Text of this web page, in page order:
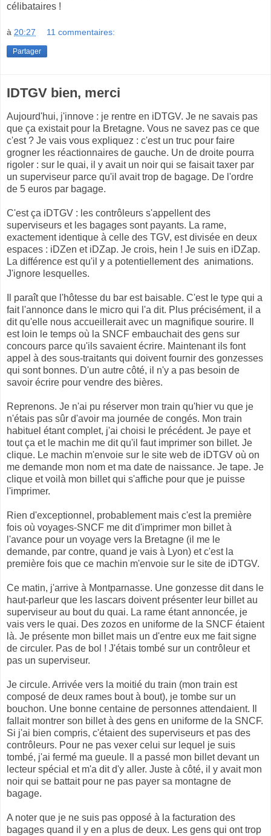
célibataires !
à 20:27 11 commentaires:
Partager
IDTGV bien, merci
Aujourd'hui, j'innove : je rentre en iDTGV. Je ne savais pas
que ça existait pour la Bretagne. Vous ne savez pas ce que
c'est ? Je vais vous expliquez : c'est un truc pour faire
grogner les réactionnaires de gauche. Un de droite pourra
rigoler : sur le quai, il y avait un noir qui se faisait taxer par
un superviseur parce qu'il avait trop de bagage. De l'ordre
de 5 euros par bagage.
C'est ça iDTGV : les contrôleurs s'appellent des
superviseurs et les bagages sont payants. La rame,
exactement identique à celle des TGV, est divisée en deux
espaces : iDZen et iDZap. Je crois, hein ! Je suis en iDZap.
La différence est qu'il y a potentiellement des animations.
J'ignore lesquelles.
Il paraît que l'hôtesse du bar est baisable. C'est le type qui a
fait l'annonce dans le micro qui l'a dit. Plus précisément, il a
dit qu'elle nous accueillerait avec un magnifique sourire. Il
est loin le temps où la SNCF embauchait des gens sur
concours parce qu'ils savaient écrire. Maintenant ils font
appel à des sous-traitants qui doivent fournir des gonzesses
qui sont bonnes. D'un autre côté, il n'y a pas besoin de
savoir écrire pour vendre des bières.
Reprenons. Je n'ai pu réserver mon train qu'hier vu que je
n'étais pas sûr d'avoir ma journée de congés. Mon train
habituel étant complet, j'ai choisi le précédent. Je paye et
tout ça et le machin me dit qu'il faut imprimer son billet. Je
clique. Le machin m'envoie sur le site web de iDTGV où on
me demande mon nom et ma date de naissance. Je tape. Je
clique et voilà mon billet qui s'affiche pour que je puisse
l'imprimer.
Rien d'exceptionnel, probablement mais c'est la première
fois où voyages-SNCF me dit d'imprimer mon billet à
l'avance pour un voyage vers la Bretagne (il me le
demande, par contre, quand je vais à Lyon) et c'est la
première fois que ce machin m'envoie sur le site de iDTGV.
Ce matin, j'arrive à Montparnasse. Une gonzesse dit dans le
haut-parleur que les lascars doivent présenter leur billet au
superviseur au bout du quai. La rame étant annoncée, je
vais vers le quai. Des zozos en uniforme de la SNCF étaient
là. Je présente mon billet mais un d'entre eux me fait signe
de circuler. Pas de bol ! J'étais tombé sur un contrôleur et
pas un superviseur.
Je circule. Arrivée vers la moitié du train (mon train est
composé de deux rames bout à bout), je tombe sur un
bouchon. Une bonne centaine de personnes attendaient. Il
fallait montrer son billet à des gens en uniforme de la SNCF.
Si j'ai bien compris, c'étaient des superviseurs et pas des
contrôleurs. Pour ne pas vexer celui sur lequel je suis
tombé, j'ai fermé ma gueule. Il a passé mon billet devant un
lecteur spécial et m'a dit d'y aller. Juste à côté, il y avait mon
noir qui se battait pour ne pas payer sa montagne de
bagage.
A noter que je ne suis pas opposé à la facturation des
bagages quand il y en a plus de deux. Les gens qui ont trop